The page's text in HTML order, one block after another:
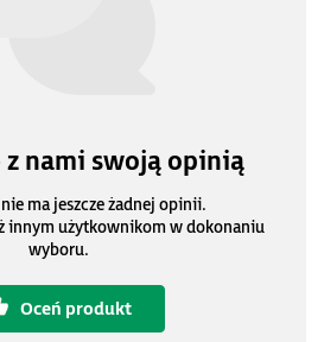
z nami swoją opinią
ma jeszcze żadnej opinii.
innym użytkownikom w dokonaniu
wyboru.
Oceń produkt